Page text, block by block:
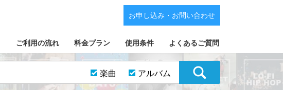
ご利用の流れ 料金プラン 使用条件 よくあるご質問
お申し込み・お問い合わせ
楽曲 アルバム